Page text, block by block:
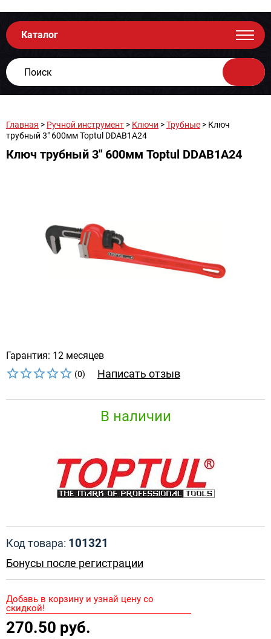
Каталог
Главная > Ручной инструмент > Ключи >Трубные > Ключ
трубный 3" 600мм Toptul DDAB1A24
Ключ трубный 3" 600мм Toptul DDAB1A24
Гарантия: 12 месяцев
(0) Написать отзыв
В наличии
Код товара: 101321
Бонусы после регистрации
Добавь в корзину и узнай цену со
скидкой!
270.50 руб.